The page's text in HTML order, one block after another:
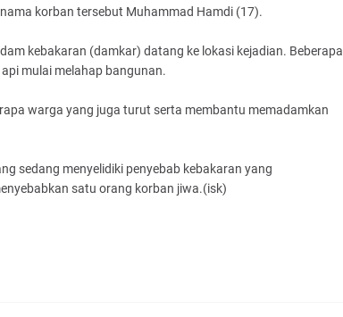
korban tersebut Muhammad Hamdi (17).
kebakaran (damkar) datang ke lokasi kejadian. Beberapa
mulai melahap bangunan.
warga yang juga turut serta membantu memadamkan
sedang menyelidiki penyebab kebakaran yang
satu orang korban jiwa.(isk)